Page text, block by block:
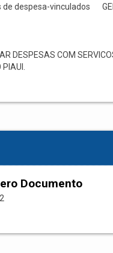
despesa-vinculados
DESPESAS COM
Documento